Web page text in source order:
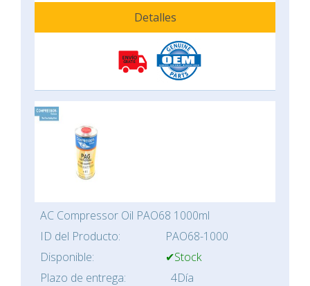
Detalles
AC Compressor Oil PAO68 1000ml
ID del Producto:
PAO68-1000
Disponible:
✔Stock
Plazo de entrega:
4Día